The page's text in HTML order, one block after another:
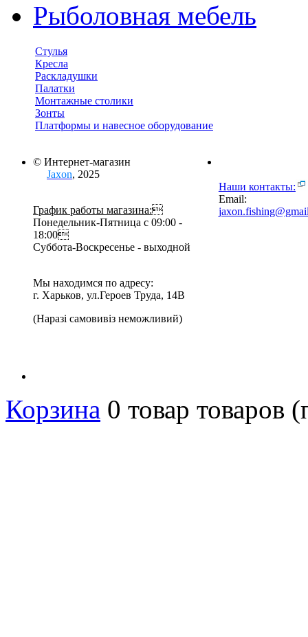
Рыболовная мебель
Стулья
Кресла
Раскладушки
Палатки
Монтажные столики
Зонты
Платформы и навесное оборудование
© Интернет-магазин
Jaxon, 2025
График работы магазина:
Понедельник-Пятница с 09:00 -
18:00
Суббота-Воскресенье - выходной
Мы находимся по адресу:
г. Харьков, ул.Героев Труда, 14В
(Наразі самовивіз неможливий)
Наши контакты:
Email:
Корзина 0 товар товаров